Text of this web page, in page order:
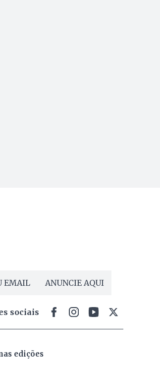
EMAIL ANUNCIE AQUI
sociais
edições